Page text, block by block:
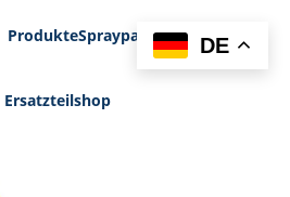
ProdukteSprayparksFunPadNews
Ersatzteilshop
DE